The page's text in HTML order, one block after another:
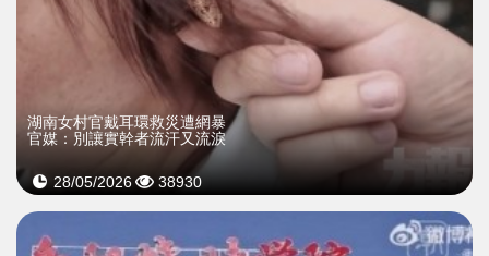
湖南女村官戴耳環救災遭網暴
官媒：別讓實幹者流汗又流淚
28/05/2026 38930